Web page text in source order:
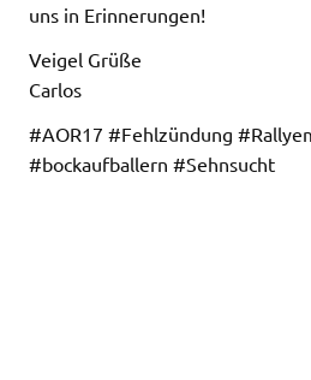
uns in Erinnerungen!
Veigel Grüße
Carlos
#AOR17 #Fehlzündung
#bockaufballern #Sehnsucht